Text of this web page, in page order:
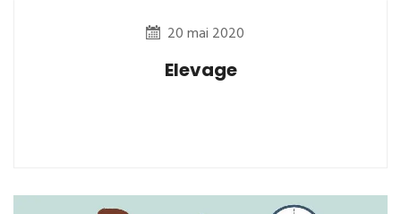
20 mai 2020
Elevage